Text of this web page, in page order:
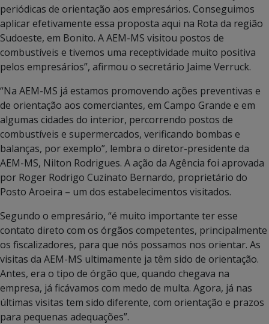
periódicas de orientação aos empresários. Conseguimos
aplicar efetivamente essa proposta aqui na Rota da região
Sudoeste, em Bonito. A AEM-MS visitou postos de
combustíveis e tivemos uma receptividade muito positiva
pelos empresários”, afirmou o secretário Jaime Verruck.
“Na AEM-MS já estamos promovendo ações preventivas e
de orientação aos comerciantes, em Campo Grande e em
algumas cidades do interior, percorrendo postos de
combustíveis e supermercados, verificando bombas e
balanças, por exemplo”, lembra o diretor-presidente da
AEM-MS, Nilton Rodrigues. A ação da Agência foi aprovada
por Roger Rodrigo Cuzinato Bernardo, proprietário do
Posto Aroeira – um dos estabelecimentos visitados.
Segundo o empresário, “é muito importante ter esse
contato direto com os órgãos competentes, principalmente
os fiscalizadores, para que nós possamos nos orientar. As
visitas da AEM-MS ultimamente ja têm sido de orientação.
Antes, era o tipo de órgão que, quando chegava na
empresa, já ficávamos com medo de multa. Agora, já nas
últimas visitas tem sido diferente, com orientação e prazos
para pequenas adequações”.